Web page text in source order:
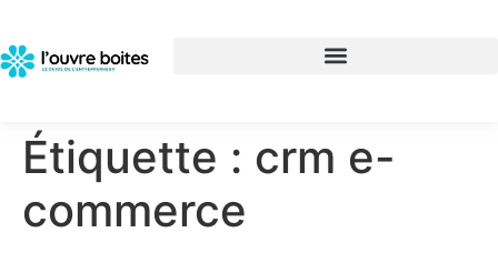
Étiquette : crm e-
commerce